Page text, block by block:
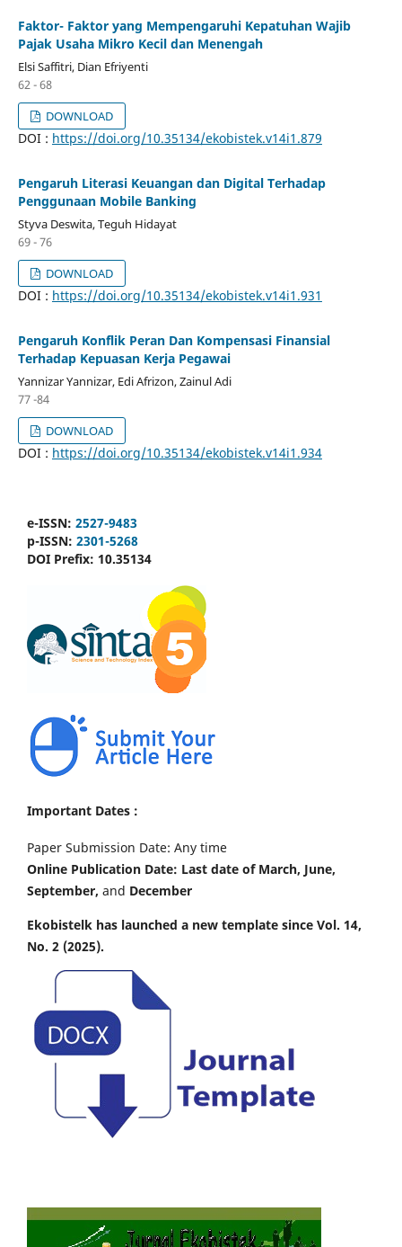
Faktor- Faktor yang Mempengaruhi Kepatuhan Wajib
Pajak Usaha Mikro Kecil dan Menengah
Elsi Saffitri, Dian Efriyenti
62 - 68
DOWNLOAD
DOI : https://doi.org/10.35134/ekobistek.v14i1.879
Pengaruh Literasi Keuangan dan Digital Terhadap
Penggunaan Mobile Banking
Styva Deswita, Teguh Hidayat
69 - 76
DOWNLOAD
DOI : https://doi.org/10.35134/ekobistek.v14i1.931
Pengaruh Konflik Peran Dan Kompensasi Finansial
Terhadap Kepuasan Kerja Pegawai
Yannizar Yannizar, Edi Afrizon, Zainul Adi
77 -84
DOWNLOAD
DOI : https://doi.org/10.35134/ekobistek.v14i1.934
e-ISSN: 2527-9483
p-ISSN: 2301-5268
DOI Prefix: 10.35134
Important Dates :
Paper Submission Date: Any time
Online Publication Date: Last date of March, June,
September, and December
Ekobistelk has launched a new template since Vol. 14,
No. 2 (2025).